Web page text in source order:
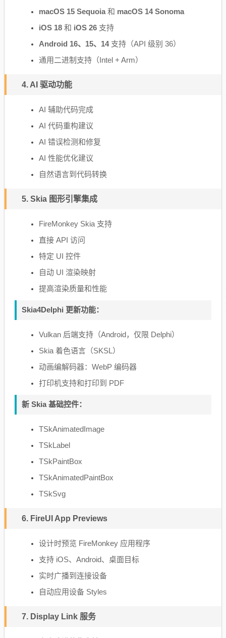
macOS 15 Sequoia 和 macOS 14 Sonoma
iOS 18 和 iOS 26 支持
Android 16、15、14支持（API 级别 36）
通用二进制支持（Intel + Arm）
4. AI 驱动功能
AI 辅助代码完成
AI 代码重构建议
AI 错误检测和修复
AI 性能优化建议
自然语言到代码转换
5. Skia 图形引擎集成
FireMonkey Skia 支持
直接 API 访问
特定 UI 控件
自动 UI 渲染映射
提高渲染质量和性能
Skia4Delphi 更新功能：
Vulkan 后端支持（Android，仅限 Delphi）
Skia 着色语言（SKSL）
动画编解码器：WebP 编码器
打印机支持和打印到 PDF
新 Skia 基础控件：
TSkAnimatedImage
TSkLabel
TSkPaintBox
TSkAnimatedPaintBox
TSkSvg
6. FireUI App Previews
设计时预览 FireMonkey 应用程序
支持 iOS、Android、桌面目标
实时广播到连接设备
自动应用设备 Styles
7. Display Link 服务